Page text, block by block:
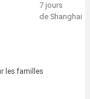
7 jours
de Shanghai
les familles